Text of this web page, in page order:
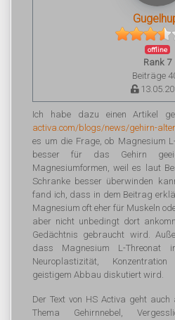
offline
Rank 7
Beiträge
Ich habe dazu einen Artikel
activa.com/blogs/news/gehirn-
es um die Frage, ob Magnesium
besser für das Gehirn
Magnesiumformen, weil es laut
Schranke besser überwinden
fand ich, dass in dem Beitrag
Magnesium oft eher für Muskeln
aber nicht unbedingt dort
Gedächtnis gebraucht wird.
dass Magnesium L-Threonat
Neuroplastizität,
geistigem Abbau diskutiert wird.
Der Text von HS Activa geht
Thema Gehirnnebel,